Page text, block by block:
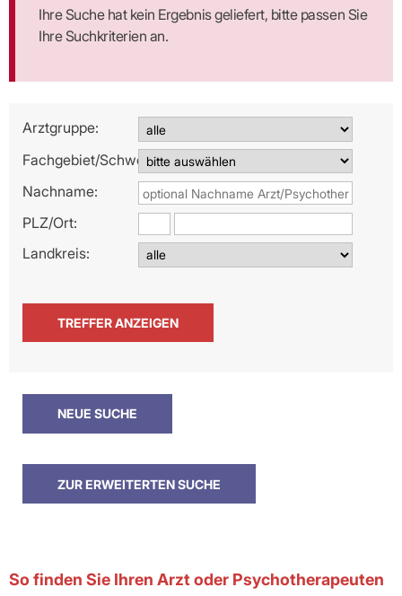
Ihre Suche hat kein Ergebnis geliefert, bitte passen Sie
Ihre Suchkriterien an.
Arztgruppe:
Fachgebiet/Schwerpunkt:
Nachname:
PLZ/Ort:
Landkreis:
So finden Sie Ihren Arzt oder Psychotherapeuten